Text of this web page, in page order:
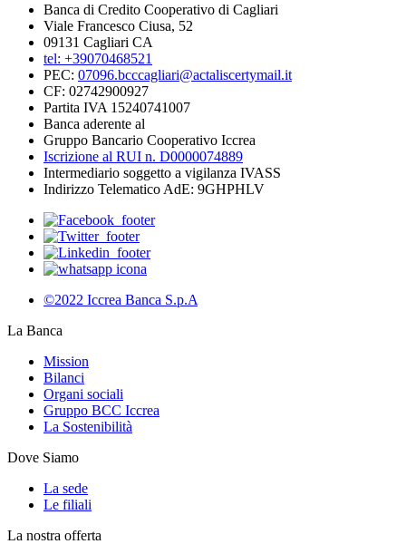
Banca di Credito Cooperativo di Cagliari
Viale Francesco Ciusa, 52
09131 Cagliari CA
tel: +39070468521
PEC: 07096.bcccagliari@actaliscertymail.it
CF: 02742900927
Partita IVA 15240741007
Banca aderente al
Gruppo Bancario Cooperativo Iccrea
Iscrizione al RUI n. D0000074889
Intermediario soggetto a vigilanza IVASS
Indirizzo Telematico AdE: 9GHPHLV
©2022 Iccrea Banca S.p.A
La Banca
Mission
Bilanci
Organi sociali
Gruppo BCC Iccrea
La Sostenibilità
Dove Siamo
La sede
Le filiali
La nostra offerta